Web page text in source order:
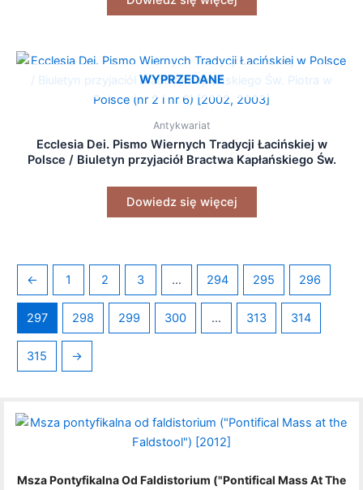
WYPRZEDANE
Antykwariat
Ecclesia Dei. Pismo Wiernych Tradycji Łacińskiej w
Polsce / Biuletyn przyjaciół Bractwa Kapłańskiego Św.
Dowiedz się więcej
← 1 2 3 … 294 295 296
297 298 299 300 … 313 314
315 →
Msza Pontyfikalna Od Faldistorium ("Pontifical Mass At The